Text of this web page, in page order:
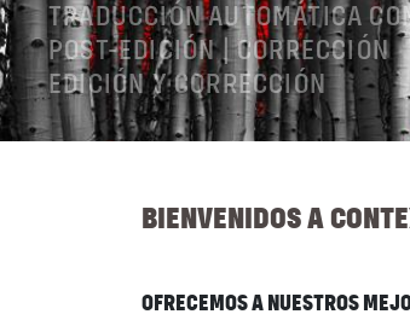
TRADUCCIÓN AUTOMÁTICA
POST-EDICIÓN | CORRECCIÓN
EDICIÓN Y CORRECCIÓN
BIENVENIDOS A
OFRECEMOS A NUESTROS